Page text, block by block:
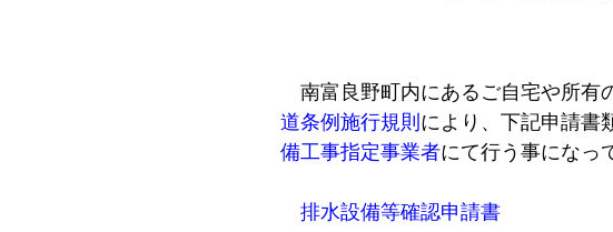
南富良野町内にあるご自宅や所有
道条例施行規則 により、下記申請書
備工事指定事業者にて行う事になっ
排水設備等確認申請書